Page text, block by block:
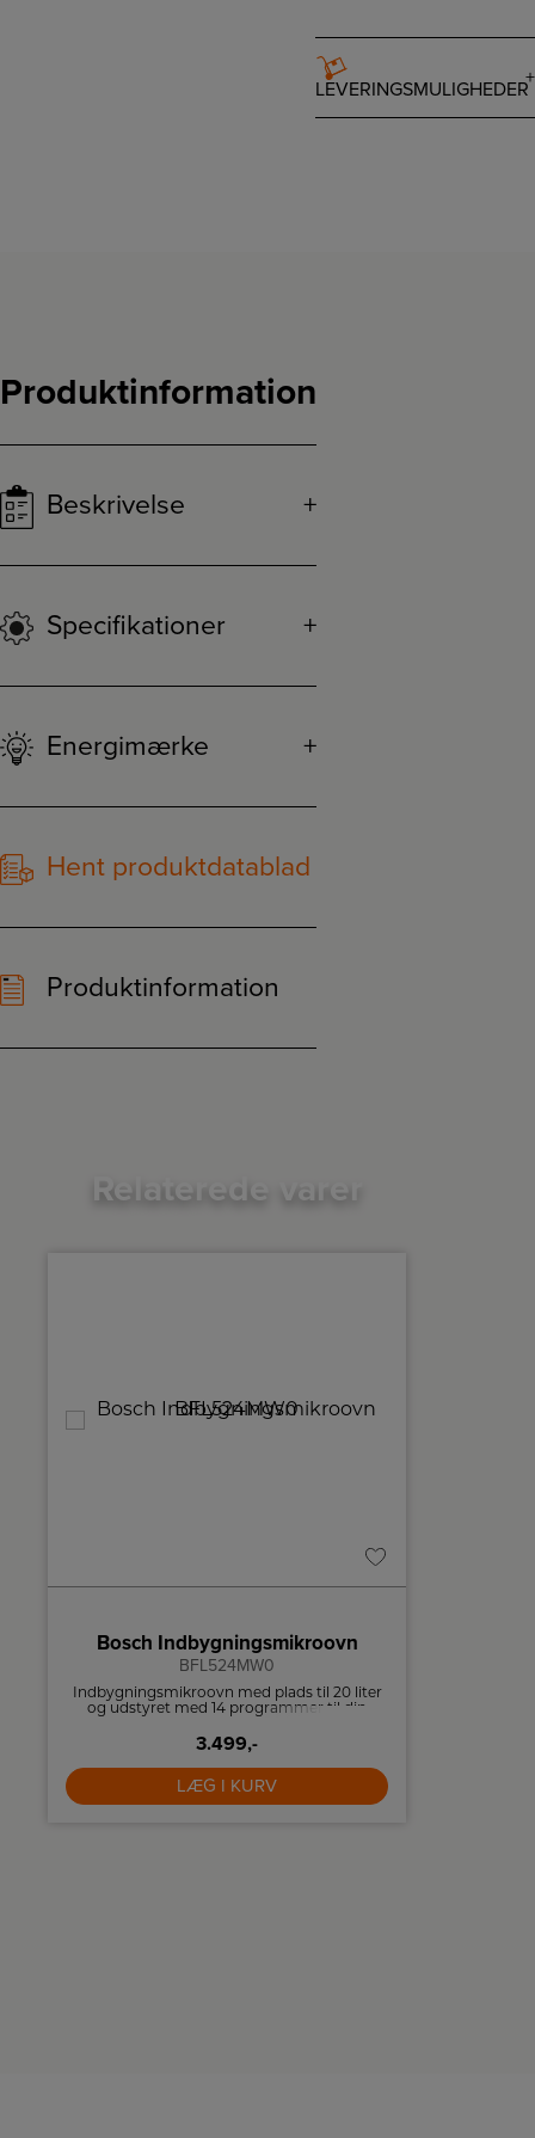
LEVERINGSMULIGHEDER
Produktinformation
Beskrivelse
Specifikationer
Energimærke
Hent produktdatablad
Produktinformation
Relaterede varer
Bosch Indbygningsmikroovn
BFL524MW0
Indbygningsmikroovn med plads til 20 liter
og udstyret med 14 programmer til din
3.499,-
LÆG I KURV